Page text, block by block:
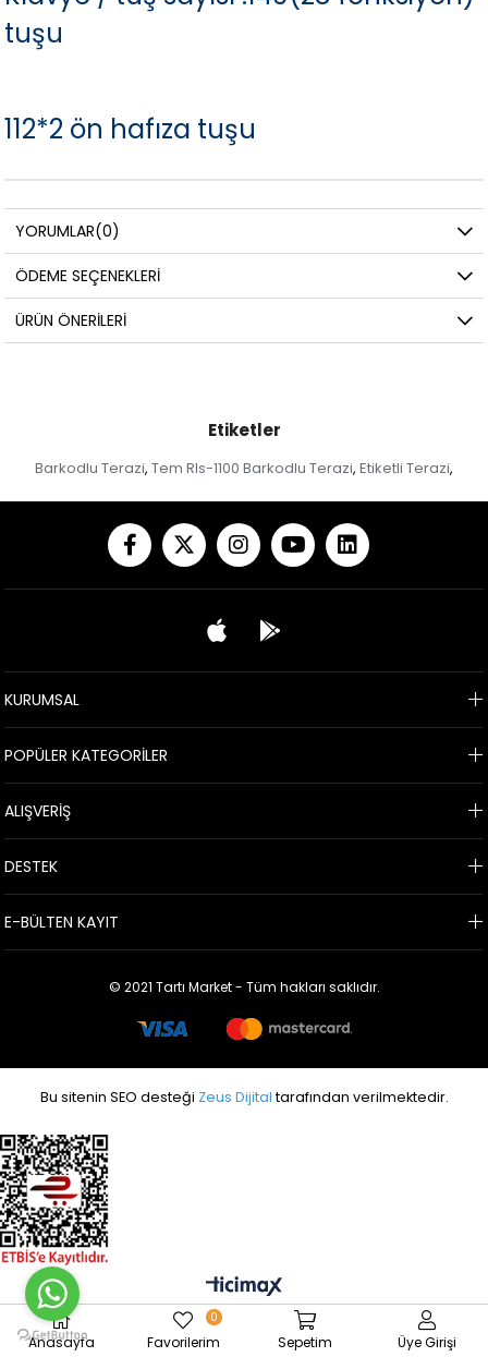
tuşu
112*2 ön hafıza tuşu
YORUMLAR(0)
ÖDEME SEÇENEKLERI
ÜRÜN ÖNERILERI
Etiketler
Barkodlu Terazi, Tem Rls-1100 Barkodlu Terazi, Etiketli Terazi,
KURUMSAL
POPÜLER KATEGORİLER
ALIŞVERİŞ
DESTEK
E-BÜLTEN KAYIT
© 2021 Tartı Market - Tüm hakları saklıdır.
Bu sitenin SEO desteği Zeus Dijital tarafından verilmektedir.
Anasayfa Favorilerim
0
Sepetim Üye Girişi